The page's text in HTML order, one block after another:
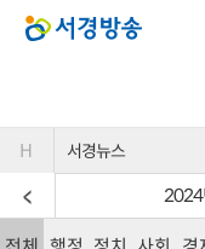
H 서경뉴스
2024